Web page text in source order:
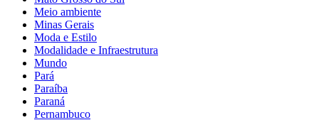
Meio ambiente
Minas Gerais
Moda e Estilo
Modalidade e Infraestrutura
Mundo
Pará
Paraíba
Paraná
Pernambuco